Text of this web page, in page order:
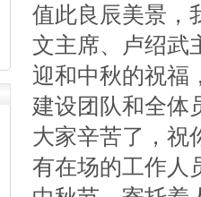
值此良辰美景，
文主席、卢绍武
迎和中秋的祝福
建设团队和全体
大家辛苦了，祝
有在场的工作人